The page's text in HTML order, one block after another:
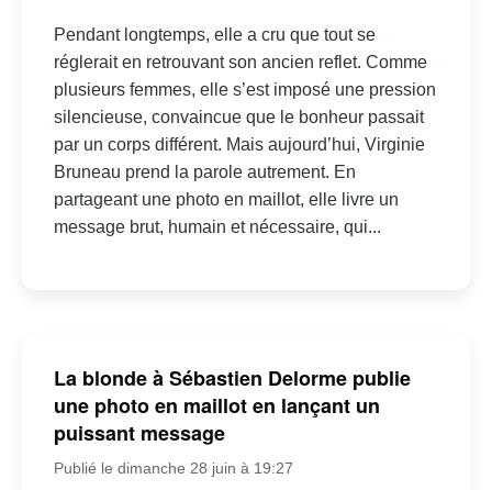
Pendant longtemps, elle a cru que tout se
réglerait en retrouvant son ancien reflet. Comme
plusieurs femmes, elle s’est imposé une pression
silencieuse, convaincue que le bonheur passait
par un corps différent. Mais aujourd’hui, Virginie
Bruneau prend la parole autrement. En
partageant une photo en maillot, elle livre un
message brut, humain et nécessaire, qui...
La blonde à Sébastien Delorme publie
une photo en maillot en lançant un
puissant message
Publié le dimanche 28 juin à 19:27